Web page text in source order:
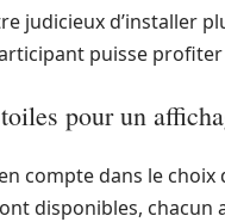
judicieux d’installer
puisse
pour un
compte dans le choix
disponibles,